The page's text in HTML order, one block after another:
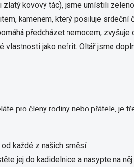
kovový tác), jsme umístili
kamenem, který posiluje srdeční
předcházet nemocem, zvyšuje
jako nefrit. Oltář jsme
pro členy rodiny nebo přátele, je
každé z našich směsí.
jej do kadidelnice a nasypte na